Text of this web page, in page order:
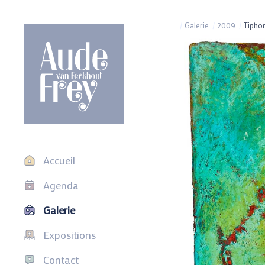
Accueil
Agenda
Galerie
Expositions
Contact
Galerie 2009